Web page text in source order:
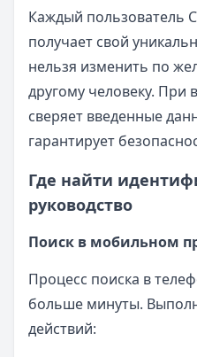
Каждый пользователь
получает свой
нельзя изменить по
другому человеку. При
сверяет введенные
гарантирует
Где найти
руководство
Поиск в мобильном
Процесс поиска в
больше минуты.
действий: